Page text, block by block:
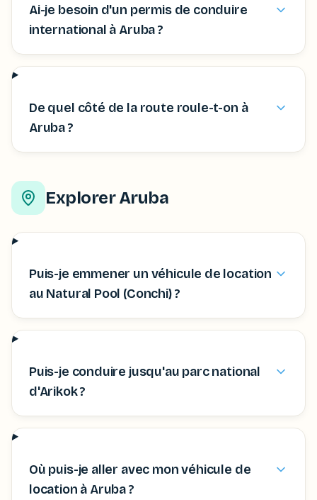
Ai-je besoin d'un permis de conduire
international à Aruba ?
De quel côté de la route roule-t-on à
Aruba ?
Explorer Aruba
Puis-je emmener un véhicule de location
au Natural Pool (Conchi) ?
Puis-je conduire jusqu'au parc national
d'Arikok ?
Où puis-je aller avec mon véhicule de
location à Aruba ?